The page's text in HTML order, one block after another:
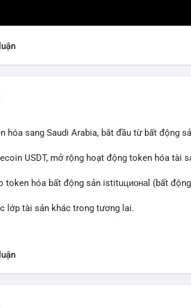
hóa sang Saudi Arabia, bắt đầu từ bất động
USDT, mở rộng hoạt động token hóa tài
token hóa bất động sản istituционаl (bất
lớp tài sản khác trong tương lai.
#usdt